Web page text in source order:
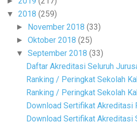
▼ 2018 (259)
► November 2018(33)
►Oktober 2018(25)
▼September 2018(33)
Daftar Akreditasi Seluruh
Ranking / Peringkat Sekolah
Ranking / Peringkat Sekolah
Download Sertifikat Akreditasi
Download Sertifikat Akreditasi